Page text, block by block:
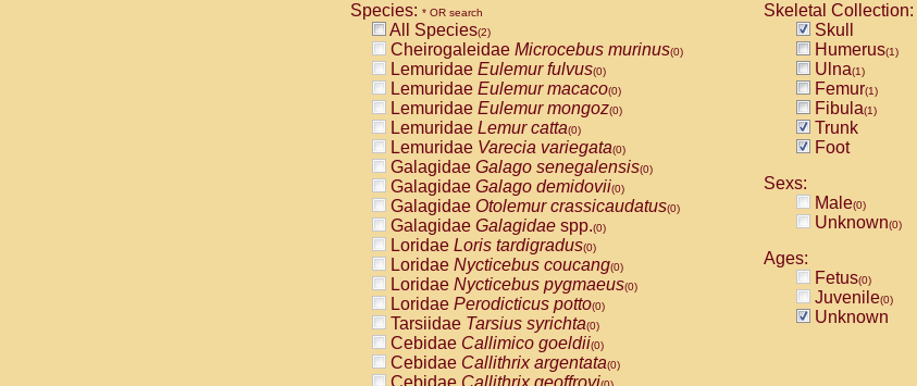
Species: * OR search
All Species(2)
Cheirogaleidae Microcebus murinus(0)
Lemuridae Eulemur fulvus(0)
Lemuridae Eulemur macaco(0)
Lemuridae Eulemur mongoz(0)
Lemuridae Lemur catta(0)
Lemuridae Varecia variegata(0)
Galagidae Galago senegalensis(0)
Galagidae Galago demidovii(0)
Galagidae Otolemur crassicaudatus(0)
Galagidae Galagidae spp.(0)
Loridae Loris tardigradus(0)
Loridae Nycticebus coucang(0)
Loridae Nycticebus pygmaeus(0)
Loridae Perodicticus potto(0)
Tarsiidae Tarsius syrichta(0)
Cebidae Callimico goeldii(0)
Cebidae Callithrix argentata(0)
Cebidae Callithrix geoffroyi
Skeletal Collection:
Skull
Humerus(1)
Ulna(1)
Femur(1)
Fibula(1)
Trunk
Foot
Sexs:
Male(0)
Unknown(0)
Ages:
Fetus(0)
Juvenile(0)
Unknown